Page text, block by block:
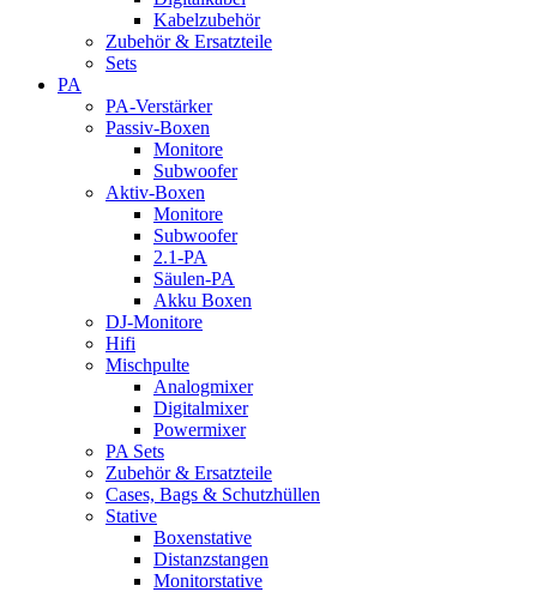
Kabelzubehör
Zubehör & Ersatzteile
Sets
PA
PA-Verstärker
Passiv-Boxen
Monitore
Subwoofer
Aktiv-Boxen
Monitore
Subwoofer
2.1-PA
Säulen-PA
Akku Boxen
DJ-Monitore
Hifi
Mischpulte
Analogmixer
Digitalmixer
Powermixer
PA Sets
Zubehör & Ersatzteile
Cases, Bags & Schutzhüllen
Stative
Boxenstative
Distanzstangen
Monitorstative